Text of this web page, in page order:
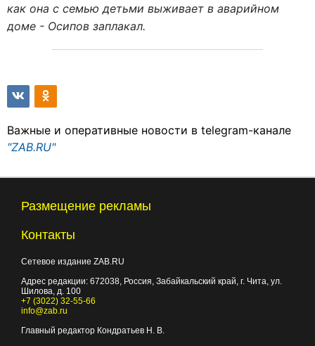
как она с семью детьми выживает в аварийном
доме - Осипов заплакал.
Важные и оперативные новости в telegram-канале
"ZAB.RU"
Размещение рекламы
Контакты
Сетевое издание ZAB.RU
Адрес редакции: 672038 , Россия, Забайкальский край, г. Чита ул.
Шилова, д. 100
+7 (3022) 32-55-66
info@zab.ru
Главный редактор Кондратьев Н. В.